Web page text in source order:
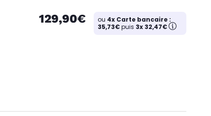
129,90€ ou 4x Carte bancaire :
35,73€puis 3x 32,47€